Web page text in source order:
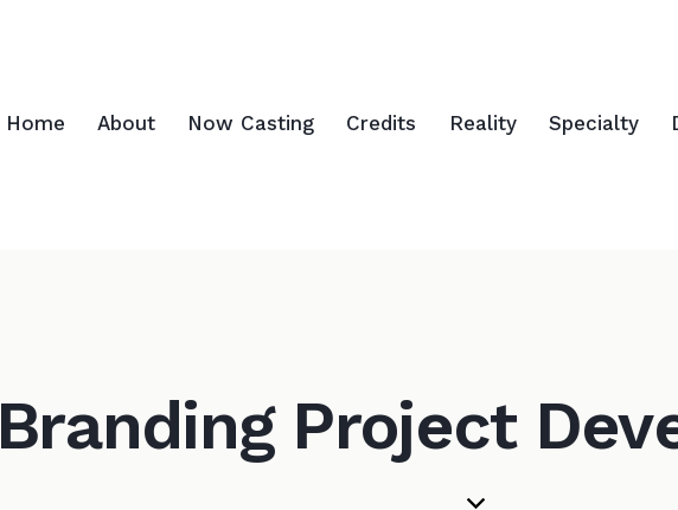
Home About Now Casting Credits Reality Specialty
Branding Project